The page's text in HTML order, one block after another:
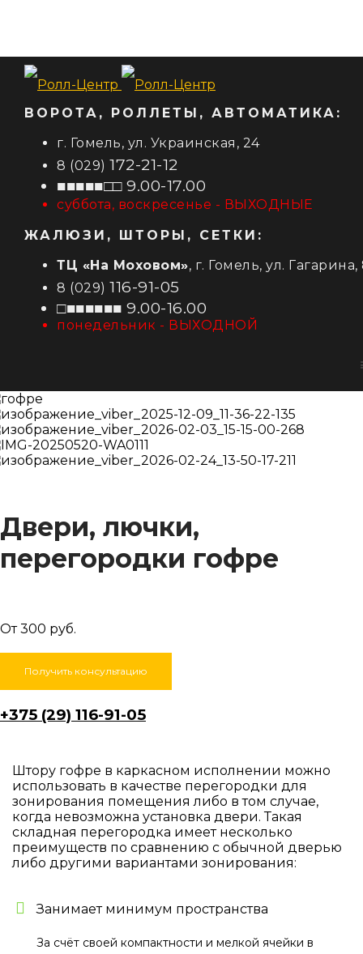
ВОРОТА, РОЛЛЕТЫ, АВТОМАТИКА:
г. Гомель, ул. Украинская, 24
8 (029) 172-21-12
■■■■■□□ 9.00-17.00
суббота, воскресенье - ВЫХОДНЫЕ
ЖАЛЮЗИ, ШТОРЫ, СЕТКИ:
ТЦ «На Моховом», г. Гомель, ул. Гагарина,
8 (029) 116-91-05
□■■■■■■ 9.00-16.00
понедельник - ВЫХОДНОЙ
Двери, лючки,
перегородки гофре
От 300 руб.
Получить консультацию
+375 (29) 116-91-05
Штору гофре в каркасном исполнении можно
использовать в качестве перегородки для
зонирования помещения либо в том случае,
когда невозможна установка двери. Такая
складная перегородка имеет несколько
преимуществ по сравнению с обычной дверью
либо другими вариантами зонирования:
Занимает минимум пространства
За счёт своей компактности и мелкой ячейки в